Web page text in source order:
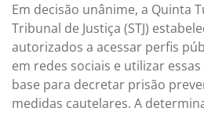
Em decisão unânime, a Quinta
Tribunal de Justiça (STJ)
autorizados a acessar perfis
em redes sociais e utilizar
base para decretar prisão
medidas cautelares. A